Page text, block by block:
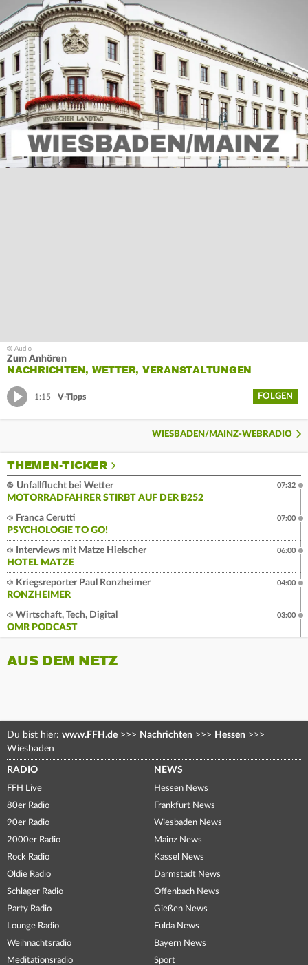
Zum Anhören
NACHRICHTEN, WETTER, VERANSTALTUNGEN
1:15 V-Tipps FOLGEN
WIESBADEN/MAINZ-WEBRADIO
THEMEN-TICKER
Unfallflucht bei Wetter
MOTORRADFAHRER STIRBT AUF DER B252
07:32
Franca Cerutti
PSYCHOLOGIE TO GO!
07:00
Interviews mit Matze Hielscher
HOTEL MATZE
06:00
Kriegsreporter Paul Ronzheimer
RONZHEIMER
04:00
Wirtschaft, Tech, Digital
OMR PODCAST
03:00
AUS DEM NETZ
Du bist hier: www.FFH.de >>> Nachrichten >>> Hessen >>>
Wiesbaden
RADIO
FFH Live
80er Radio
90er Radio
2000er Radio
Rock Radio
Oldie Radio
Schlager Radio
Party Radio
Lounge Radio
Weihnachtsradio
Meditationsradio
NEWS
Hessen News
Frankfurt News
Wiesbaden News
Mainz News
Kassel News
Darmstadt News
Offenbach News
Gießen News
Fulda News
Bayern News
Sport